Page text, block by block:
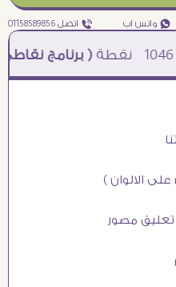
₧ واتس اب ƒ اتصل 01158589856
نقطة( برنامج نقاطى )à خصم 5% للعملاء الجدد à شحن مجانى عند الشراء ب 4000 جنيه à